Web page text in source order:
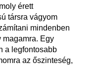
érett
társra vágyom
mindenben
magamra. Egy
a legfontosabb
az őszinteség,